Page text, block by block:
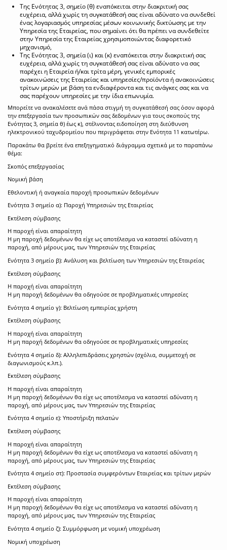
Της Ενότητας 3, σημείο (θ) εναπόκειται στην διακριτική σας
ευχέρεια, αλλά χωρίς τη συγκατάθεσή σας είναι αδύνατο να συνδεθεί
ένας λογαριασμός υπηρεσίας μέσων κοινωνικής δικτύωσης με την
Υπηρεσία της Εταιρείας, που σημαίνει ότι θα πρέπει να συνδεθείτε
στην Υπηρεσία της Εταιρείας χρησιμοποιώντας διαφορετικό
μηχανισμό,
Της Ενότητας 3, σημεία (ι) και (κ) εναπόκειται στην διακριτική σας
ευχέρεια, αλλά χωρίς τη συγκατάθεσή σας είναι αδύνατο να σας
παρέχει η Εταιρεία ή/και τρίτα μέρη, γενικές εμπορικές
ανακοινώσεις της Εταιρείας και υπηρεσίες/προϊόντα ή ανακοινώσεις
τρίτων μερών με βάση τα ενδιαφέροντα και τις ανάγκες σας και να
σας παρέχουν υπηρεσίες με την ίδια επωνυμία.
Μπορείτε να ανακαλέσετε ανά πάσα στιγμή τη συγκατάθεσή σας όσον αφορά
την επεξεργασία των προσωπικών σας δεδομένων για τους σκοπούς της
Ενότητας 3, σημεία θ) έως κ), στέλνοντας ειδοποίηση στη διεύθυνση
ηλεκτρονικού ταχυδρομείου που περιγράφεται στην Ενότητα 11 κατωτέρω.
Παρακάτω θα βρείτε ένα επεξηγηματικό διάγραμμα σχετικά με το παραπάνω
θέμα:
Σκοπός επεξεργασίας
Νομική βάση
Εθελοντική ή αναγκαία παροχή προσωπικών δεδομένων
Ενότητα 3 σημείο α): Παροχή Υπηρεσιών της Εταιρείας
Εκτέλεση σύμβασης
Η παροχή είναι απαραίτητη
Η μη παροχή δεδομένων θα είχε ως αποτέλεσμα να καταστεί αδύνατη η
παροχή, από μέρους μας, των Υπηρεσιών της Εταιρείας
Ενότητα 3 σημείο β): Ανάλυση και βελτίωση των Υπηρεσιών της Εταιρείας
Εκτέλεση σύμβασης
Η παροχή είναι απαραίτητη
Η μη παροχή δεδομένων θα οδηγούσε σε προβληματικές υπηρεσίες
Ενότητα 4 σημείο γ): Βελτίωση εμπειρίας χρήστη
Εκτέλεση σύμβασης
Η παροχή είναι απαραίτητη
Η μη παροχή δεδομένων θα οδηγούσε σε προβληματικές υπηρεσίες
Ενότητα 4 σημείο δ): Αλληλεπιδράσεις χρηστών (σχόλια, συμμετοχή σε
διαγωνισμούς κ.λπ.).
Εκτέλεση σύμβασης
Η παροχή είναι απαραίτητη
Η μη παροχή δεδομένων θα είχε ως αποτέλεσμα να καταστεί αδύνατη η
παροχή, από μέρους μας, των Υπηρεσιών της Εταιρείας
Ενότητα 4 σημείο ε): Υποστήριξη πελατών
Εκτέλεση σύμβασης
Η παροχή είναι απαραίτητη
Η μη παροχή δεδομένων θα είχε ως αποτέλεσμα να καταστεί αδύνατη η
παροχή, από μέρους μας, των Υπηρεσιών της Εταιρείας
Ενότητα 4 σημείο στ): Προστασία συμφερόντων Εταιρείας και τρίτων μερών
Εκτέλεση σύμβασης
Η παροχή είναι απαραίτητη
Η μη παροχή δεδομένων θα είχε ως αποτέλεσμα να καταστεί αδύνατη η
παροχή, από μέρους μας, των Υπηρεσιών της Εταιρείας
Ενότητα 4 σημείο ζ): Συμμόρφωση με νομική υποχρέωση
Νομική υποχρέωση